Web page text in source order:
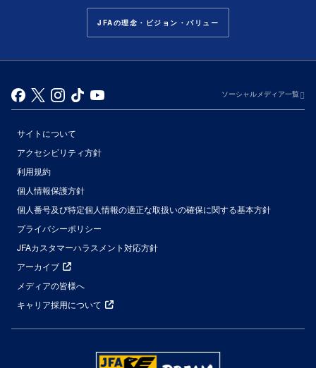
JFAの理念・ビジョン・バリュー
ソーシャルメディア一覧
サイトについて
アクセシビリティ方針
利用規約
個人情報保護方針
個人番号及び特定個人情報の適正な取扱いの確保に関する基本方針
プライバシーポリシー
JFAカスタマーハラスメント対応方針
アーカイブ
メディアの皆様へ
キャリア採用について